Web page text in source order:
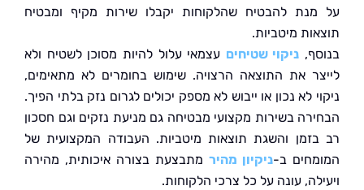
להבטיח שהלקוחות יקבלו שירות מקיף ומבטיח
מיטביות.
ניקוי שטיחים עצמאי עלול להיות מסוכן לשטיח ולא
את התוצאה הרצויה. שימוש בחומרים לא מתאימים,
לא נכון או ייבוש לא מספק יכולים לגרום נזק בלתי הפיך.
בשירות מקצועי מבטיחה גם מניעת נזקים וגם חסכון
והשגת תוצאות מיטביות. העבודה המקצועית של
ב-ניקיון מהירמתבצעת בצורה איכותית, מהירה
עונה על כל צרכי הלקוחות.